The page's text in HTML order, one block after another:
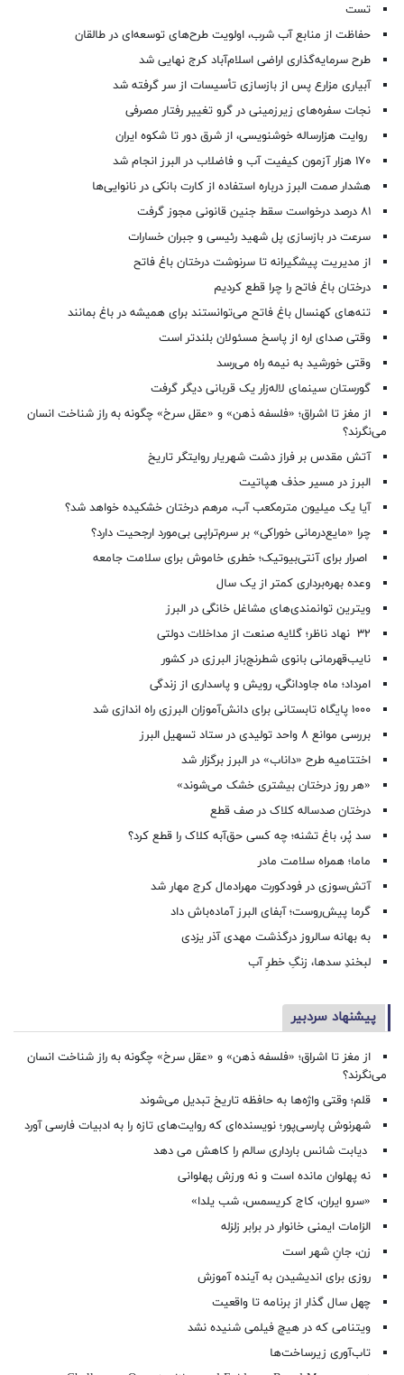
تست
حفاظت از منابع آب شرب، اولویت طرح‌های توسعه‌ای در طالقان
طرح سرمایه‌گذاری اراضی اسلام‌آباد کرج نهایی شد
آبیاری مزارع پس از بازسازی تأسیسات از سر گرفته شد
نجات سفره‌های زیرزمینی در گرو تغییر رفتار مصرفی
روایت هزارساله خوشنویسی، از شرق دور تا شکوه ایران
۱۷۰ هزار آزمون کیفیت آب و فاضلاب در البرز انجام شد
هشدار صمت البرز درباره استفاده از کارت بانکی در نانوایی‌ها
۸۱ درصد درخواست‌ سقط جنین قانونی مجوز گرفت
سرعت در بازسازی پل شهید رئیسی و جبران خسارات
از مدیریت پیشگیرانه تا سرنوشت درختان باغ فاتح
درختان باغ فاتح را چرا قطع کردیم
تنه‌های کهنسال باغ فاتح می‌توانستند برای همیشه در باغ بمانند
وقتی صدای اره از پاسخ مسئولان بلندتر است
وقتی خورشید به نیمه راه می‌رسد
گورستان سینمای لاله‌زار یک قربانی دیگر گرفت
از مغز تا اشراق؛ «فلسفه ذهن» و «عقل سرخ» چگونه به راز شناخت انسان
می‌نگرند؟
آتش مقدس بر فراز دشت شهریار روایتگر تاریخ
البرز در مسیر حذف هپاتیت
آیا یک میلیون مترمکعب آب، مرهم درختان خشکیده خواهد شد؟
چرا «مایع‌درمانی خوراکی» بر سرم‌تراپی بی‌مورد ارجحیت دارد؟
اصرار برای آنتی‌بیوتیک؛ خطری خاموش برای سلامت جامعه
وعده بهره‌برداری کمتر از یک سال
ویترین توانمندی‌های مشاغل خانگی در البرز
۳۲ نهاد ناظر؛ گلایه صنعت از مداخلات دولتی
نایب‌قهرمانی بانوی شطرنج‌باز البرزی در کشور
امرداد؛ ماه جاودانگی، رویش و پاسداری از زندگی
۱۰۰۰ پایگاه تابستانی برای دانش‌آموزان البرزی راه اندازی شد
بررسی موانع ۸ واحد تولیدی در ستاد تسهیل البرز
اختتامیه طرح «داناب» در البرز برگزار شد
«هر روز درختان بیشتری خشک می‌شوند»
درختان صدساله کلاک در صف قطع
سد پُر، باغ تشنه؛ چه کسی حق‌آبه کلاک را قطع کرد؟
ماما؛ همراه سلامت مادر
آتش‌سوزی در فودکورت مهرادمال کرج مهار شد
گرما پیش‌روست؛ آبفای البرز آماده‌باش داد
به بهانه سالروز درگذشت مهدی آذر یزدی
لبخندِ سدها، زنگِ خطرِ آب
پیشنهاد سردبیر
از مغز تا اشراق؛ «فلسفه ذهن» و «عقل سرخ» چگونه به راز شناخت انسان
می‌نگرند؟
قلم؛ وقتی واژه‌ها به حافظه تاریخ تبدیل می‌شوند
شهرنوش پارسی‌پور؛ نویسنده‌ای که روایت‌های تازه را به ادبیات فارسی آورد
دیابت شانس بارداری سالم را کاهش می دهد
نه پهلوان مانده است و نه ورزش پهلوانی
«سرو ایران، کاج کریسمس، شب یلدا»
الزامات ایمنی خانوار در برابر زلزله
زن، جانِ شهر است
روزی برای اندیشیدن به آینده آموزش
چهل سال گذار از برنامه تا واقعیت
ویتنامی که در هیچ فیلمی شنیده نشد
تاب‌آوری زیرساخت‌ها